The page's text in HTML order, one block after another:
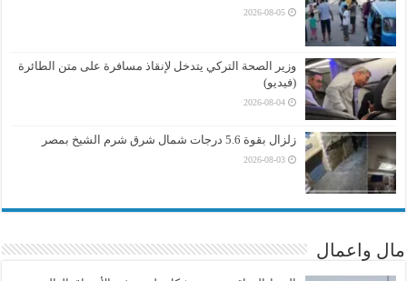
2026-08-05
وزير الصحة التركي يتدخل لإنقاذ مسافرة على متن الطائرة
(فيديو)
2026-08-04
زلزال بقوة 5.6 درجات شمال شرق شرم الشيخ بمصر
2026-08-03
مال واعمال